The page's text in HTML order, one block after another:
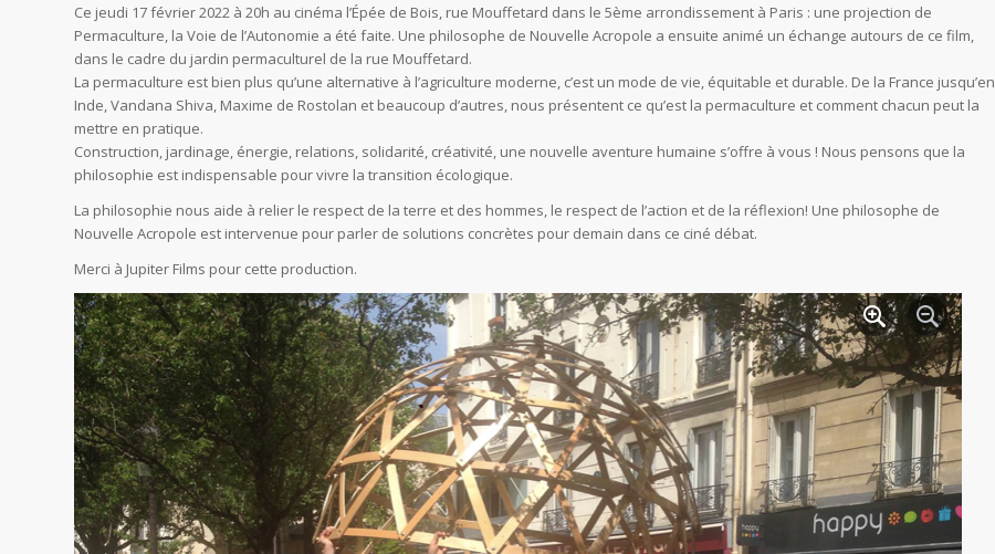
Ce jeudi 17 février 2022 à 20h au cinéma l’Épée de Bois, rue Mouffetard dans le 5ème arrondissement à Paris : une projection de
Permaculture, la Voie de l’Autonomie a été faite. Une philosophe de Nouvelle Acropole a ensuite animé un échange autours de ce film,
dans le cadre du jardin permaculturel de la rue Mouffetard.
La permaculture est bien plus qu’une alternative à l’agriculture moderne, c’est un mode de vie, équitable et durable. De la France jusqu’en
Inde, Vandana Shiva, Maxime de Rostolan et beaucoup d’autres, nous présentent ce qu’est la permaculture et comment chacun peut la
mettre en pratique.
Construction, jardinage, énergie, relations, solidarité, créativité, une nouvelle aventure humaine s’offre à vous ! Nous pensons que la
philosophie est indispensable pour vivre la transition écologique.
La philosophie nous aide à relier le respect de la terre et des hommes, le respect de l’action et de la réflexion! Une philosophe de
Nouvelle Acropole est intervenue pour parler de solutions concrètes pour demain dans ce ciné débat.
Merci à Jupiter Films pour cette production.